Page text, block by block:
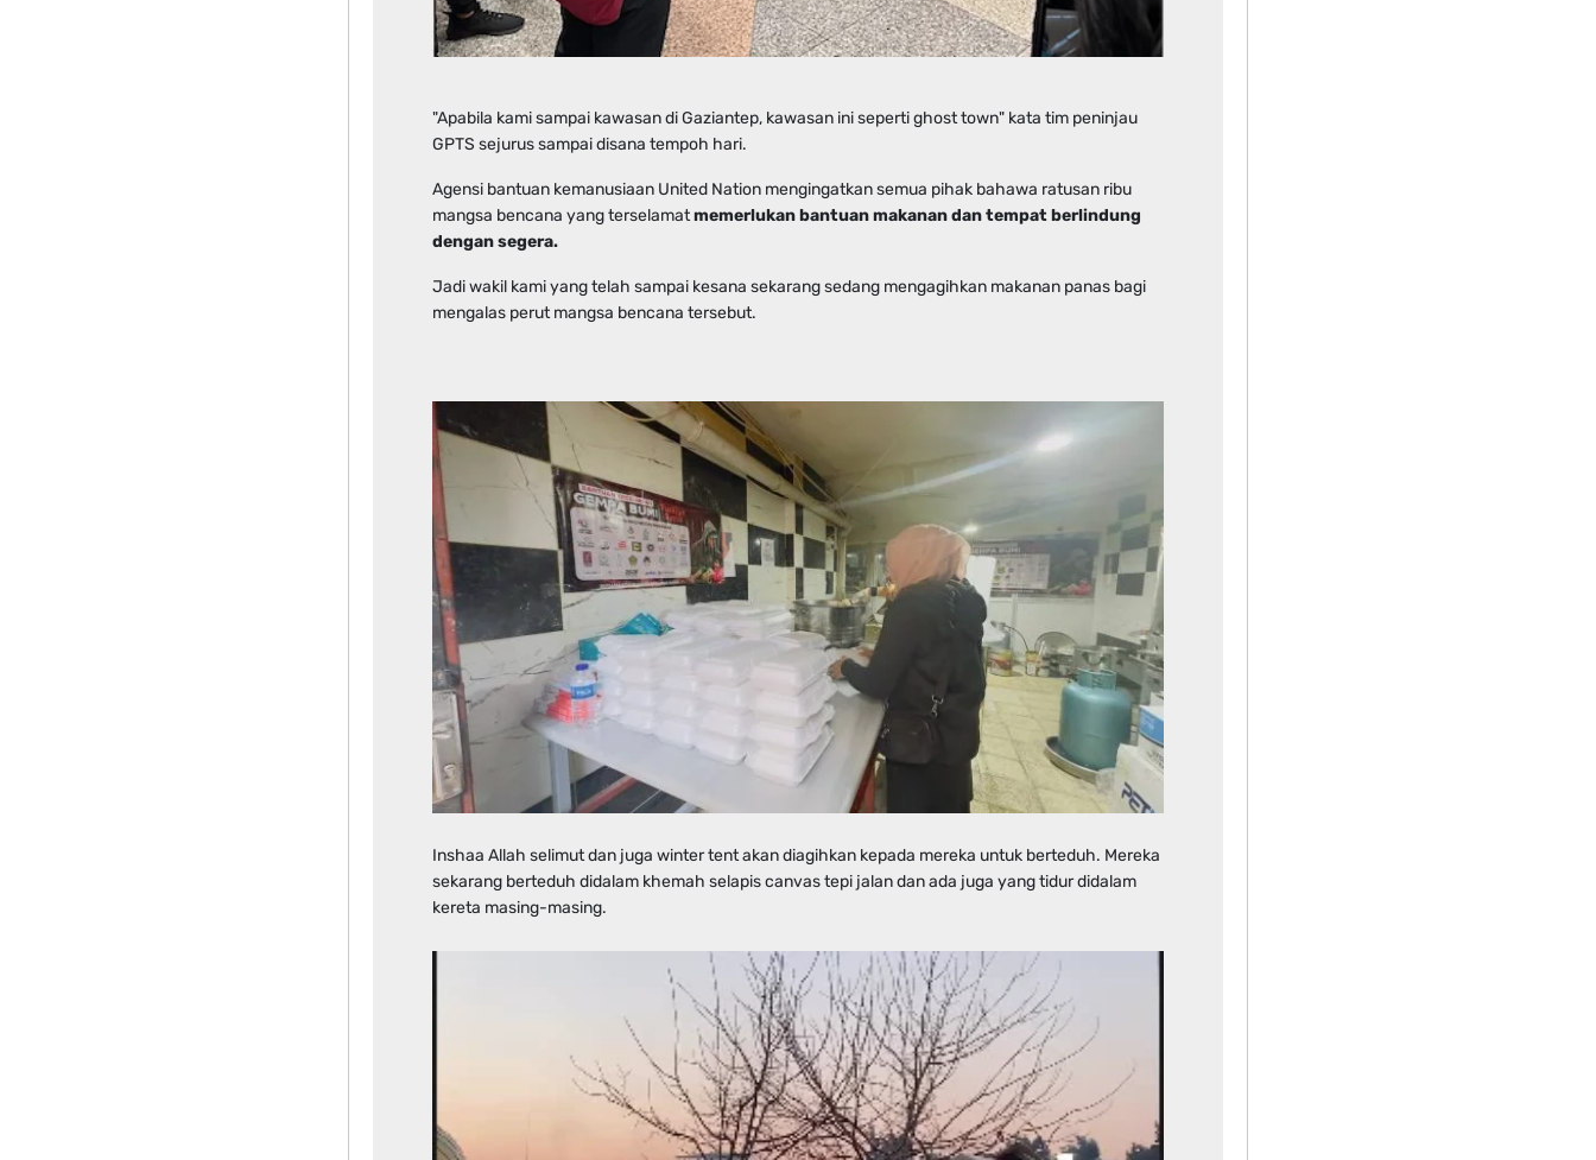
"Apabila kami sampai kawasan di Gaziantep, kawasan ini seperti ghost town" kata tim peninjau
GPTS sejurus sampai disana tempoh hari.
Agensi bantuan kemanusiaan United Nation mengingatkan semua pihak bahawa ratusan ribu
mangsa bencana yang terselamatmemerlukan bantuan makanan dan tempat berlindung
dengan segera.
Jadi wakil kami yang telah sampai kesana sekarang sedang mengagihkan makanan panas bagi
mengalas perut mangsa bencana tersebut.
Inshaa Allah selimut dan juga winter tent akan diagihkan kepada mereka untuk berteduh. Mereka
sekarang berteduh didalam khemah selapis canvas tepi jalan dan ada juga yang tidur didalam
kereta masing-masing.